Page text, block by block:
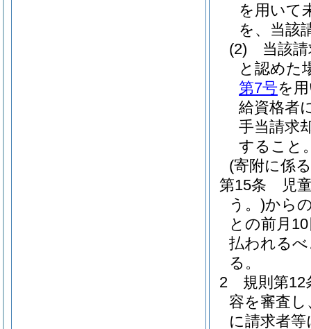
を用いて
を、当該
(2)
当該
と認めた
第7号を
給資格者
手当請求
すること
(寄附に係
第15条
児
う。)から
との前月
払われる
る。
2
規則第
容を審査
に請求者